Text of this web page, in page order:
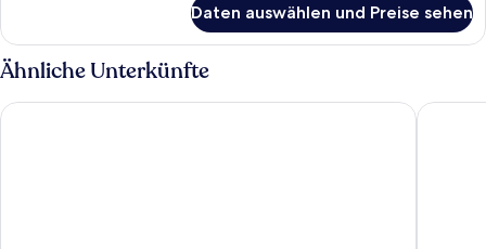
Superior-
Doppelzimmer,
1
Daten auswählen und Preise sehen
Ähnliche Unterkünfte
Le Theatre